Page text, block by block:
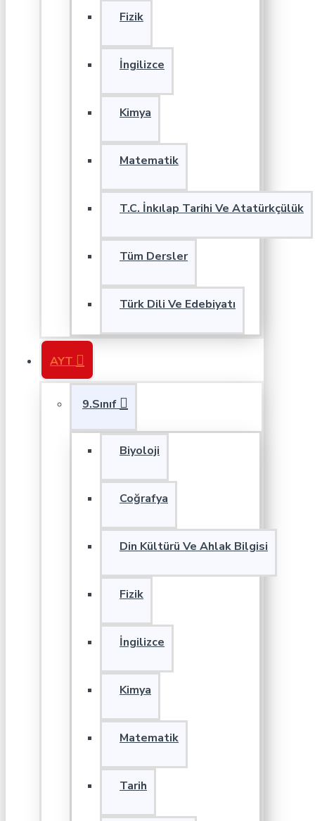
Fizik
İngilizce
Kimya
Matematik
T.C. İnkılap Tarihi Ve Atatürkçülük
Tüm Dersler
Türk Dili Ve Edebiyatı
AYT
9.Sınıf
Biyoloji
Coğrafya
Din Kültürü Ve Ahlak Bilgisi
Fizik
İngilizce
Kimya
Matematik
Tarih